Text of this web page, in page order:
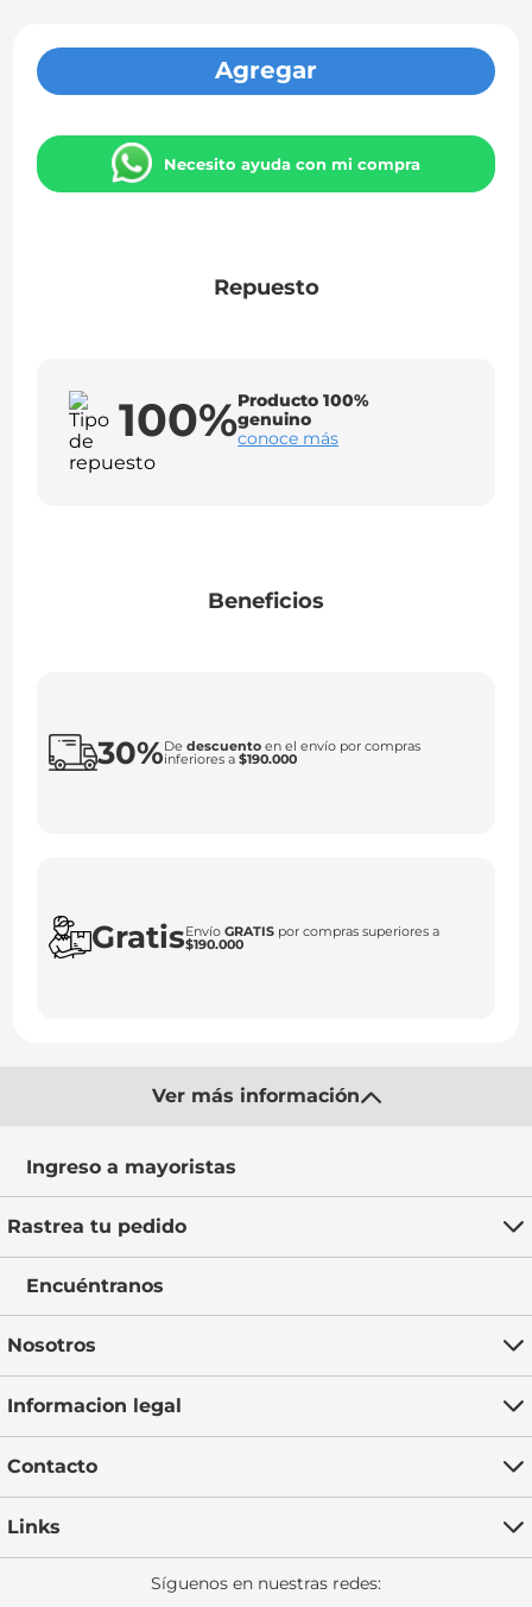
Agregar
Necesito ayuda con mi compra
Repuesto
100%Producto 100%
genuino
conoce más
Beneficios
30%Dedescuento en el envío por compras
inferiores a$190.000
GratisEnvíoGRATIS por compras superiores a
$190.000
Ver más información
Ingreso a mayoristas
Rastrea tu pedido
Encuéntranos
Nosotros
Informacion legal
Contacto
Links
Síguenos en nuestras redes: